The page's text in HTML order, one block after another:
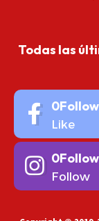
Todas las
0
Like
0
Follow